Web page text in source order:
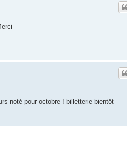
noté pour octobre ! billetterie bientôt